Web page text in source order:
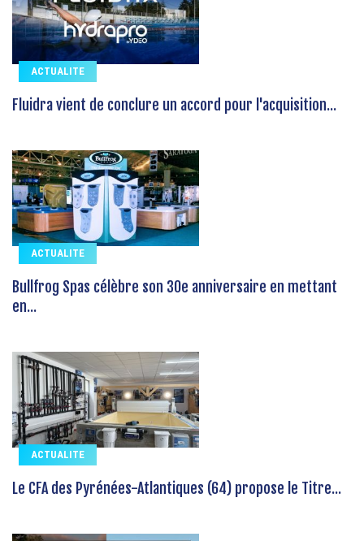
ACTUALITE
Fluidra vient de conclure un accord pour l'acquisition...
ACTUALITE
Bullfrog Spas célèbre son 30e anniversaire en mettant
en...
ACTUALITE
Le CFA des Pyrénées-Atlantiques (64) propose le Titre...